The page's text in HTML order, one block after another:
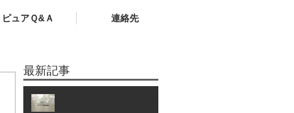
ピュアＱ&Ａ 連絡先
最新記事